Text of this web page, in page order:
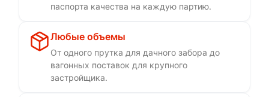
паспорта качества на каждую партию.
Любые объемы
От одного прутка для дачного забора до
вагонных поставок для крупного
застройщика.